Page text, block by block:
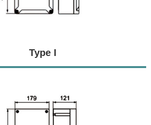
Type I